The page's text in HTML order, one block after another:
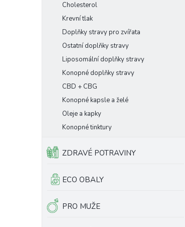
Cholesterol
Krevní tlak
Doplňky stravy pro zvířata
Ostatní doplňky stravy
Liposomální doplňky stravy
Konopné doplňky stravy
CBD + CBG
Konopné kapsle a želé
Oleje a kapky
Konopné tinktury
ZDRAVÉ POTRAVINY
ECO OBALY
PRO MUŽE